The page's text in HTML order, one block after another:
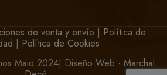
de venta y envío | Política de
| Política de Cookies
Maio 2024| Diseño Web · Marchal